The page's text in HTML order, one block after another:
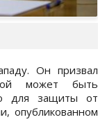
Он призвал
может быть
для защиты от
опубликованном